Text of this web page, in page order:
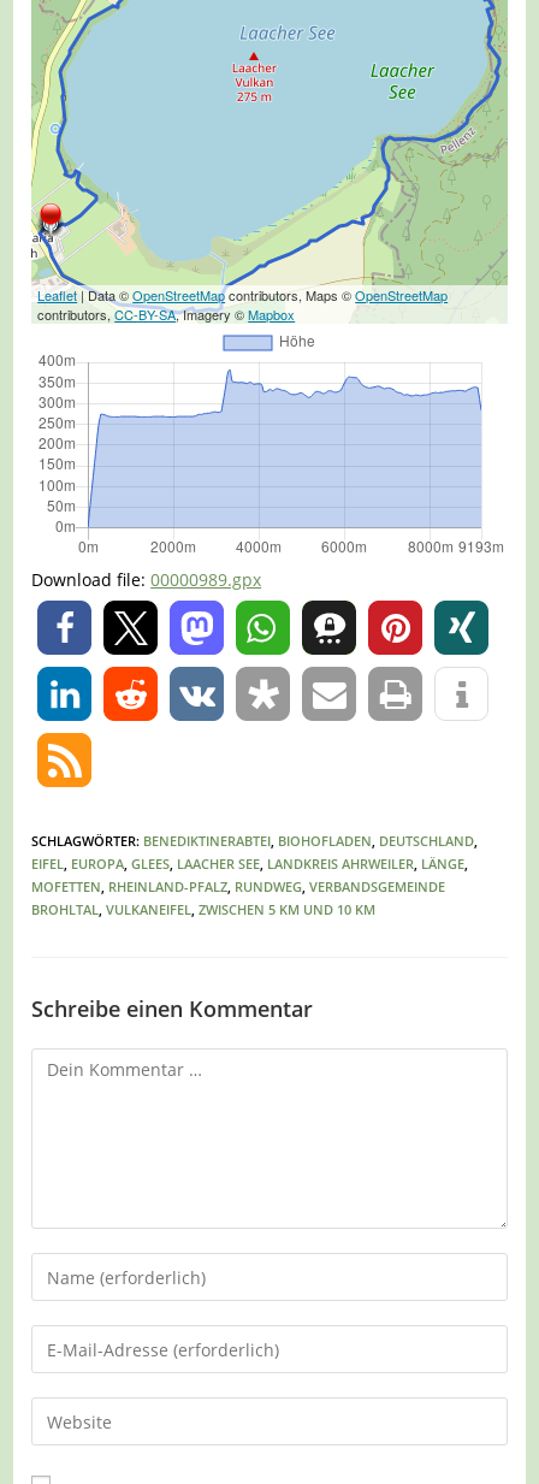
Leaflet| Data ©OpenStreetMapcontributors, Maps ©OpenStreetMap
contributors,CC-BY-SA, Imagery ©Mapbox
Download file:00000989.gpx
0
0
SCHLAGWÖRTER: BENEDIKTINERABTEI, BIOHOFLADEN, DEUTSCHLAND,
EIFEL, EUROPA, GLEES, LAACHER SEE, LANDKREIS AHRWEILER, LÄNGE,
MOFETTEN, RHEINLAND-PFALZ, RUNDWEG, VERBANDSGEMEINDE
BROHLTAL, VULKANEIFEL, ZWISCHEN 5 KM UND 10 KM
Schreibe einen Kommentar
Kommentar
Gib
deinen
Namen
oder
zum
Kommentieren
ein
Gib
deine
E-
Mail-
Gib
deine
Website-